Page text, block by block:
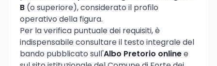
B (o superiore), considerato il profilo
operativo della figura.
Per la verifica puntuale dei requisiti, è
indispensabile consultare il testo integrale del
bando pubblicato sull'Albo Pretorio onlinee